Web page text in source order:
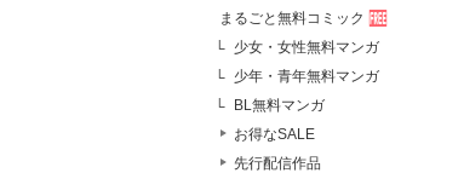
まるごと無料コミック
少女・女性無料マンガ
少年・青年無料マンガ
BL無料マンガ
お得なSALE
先行配信作品